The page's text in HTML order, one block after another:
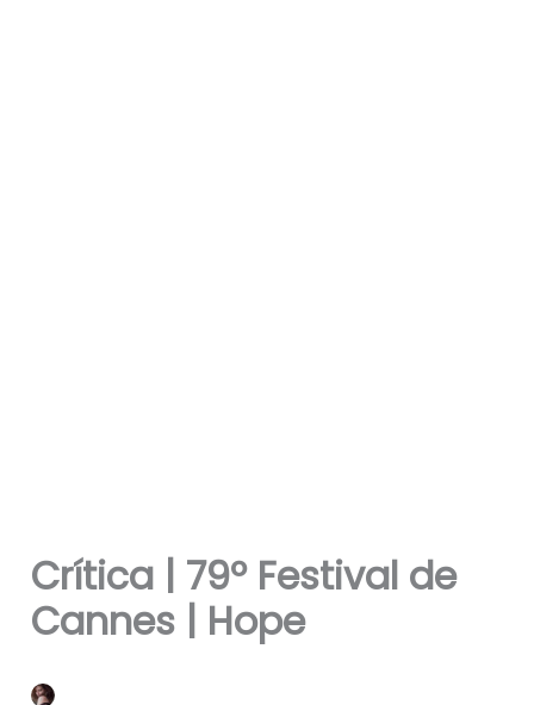
Crítica | 79º Festival de
Cannes | Hope